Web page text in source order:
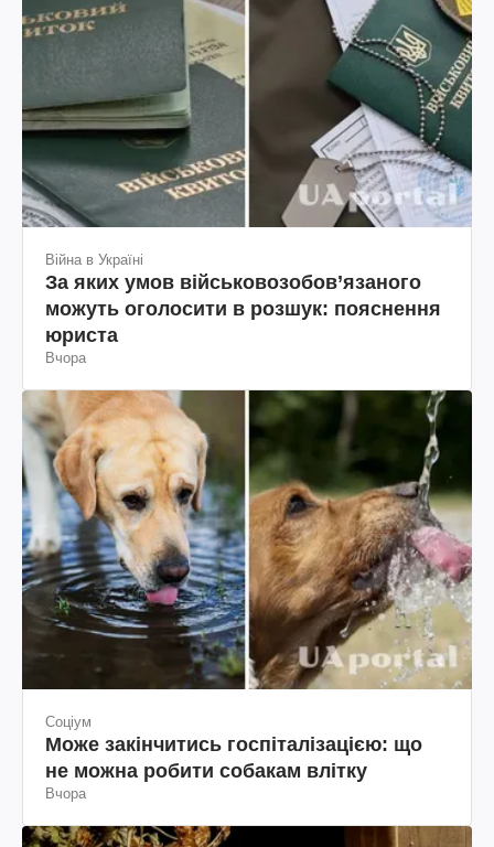
Війна в Україні
За яких умов військовозобов’язаного
можуть оголосити в розшук: пояснення
юриста
Вчора
Соціум
Може закінчитись госпіталізацією: що
не можна робити собакам влітку
Вчора